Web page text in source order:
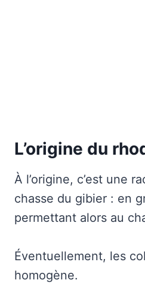
L’origine du
À l’origine, c’est une
chasse du gibier : en
permettant alors au
Éventuellement, les
homogène.